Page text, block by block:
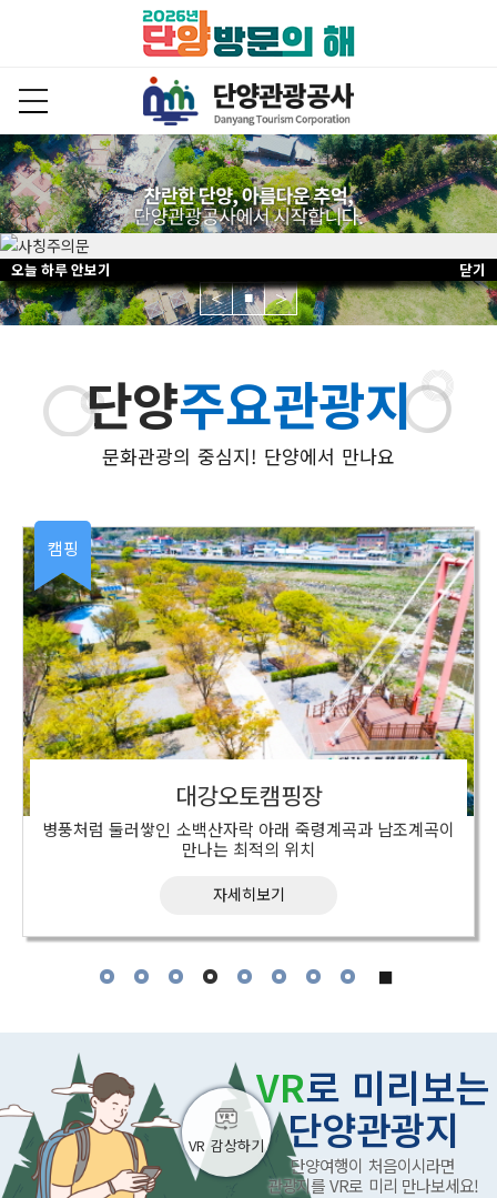
오늘 하루 안보기
오늘 하루 안보기
오늘 하루 안보기
오늘 하루 안보기 닫기
■
단양주요관광지
문화관광의 중심지! 단양에서 만나요
캠핑
대강오토캠핑장
병풍처럼 둘러쌓인 소백산자락 아래 죽령계곡과 남조계곡이
만나는 최적의 위치
■
VR로 미리보는
단양관광지
단양여행이 처음이시라면
관광지를 VR로 미리 만나보세요!